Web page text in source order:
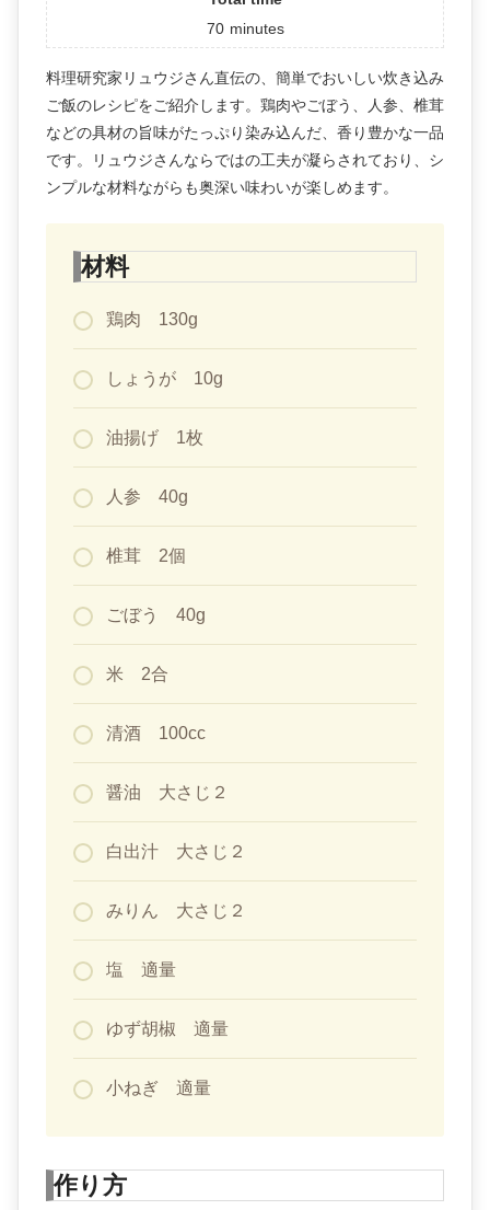
70 minutes
料理研究家リュウジさん直伝の、簡単でおいしい炊き込み
ご飯のレシピをご紹介します。鶏肉やごぼう、人参、椎茸
などの具材の旨味がたっぷり染み込んだ、香り豊かな一品
です。リュウジさんならではの工夫が凝らされており、シ
ンプルな材料ながらも奥深い味わいが楽しめます。
材料
鶏肉 130g
しょうが 10g
油揚げ 1枚
人参 40g
椎茸 2個
ごぼう 40g
米 2合
清酒 100cc
醤油 大さじ２
白出汁 大さじ２
みりん 大さじ２
塩 適量
ゆず胡椒 適量
小ねぎ 適量
作り方